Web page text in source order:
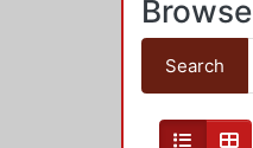
Browse
Search